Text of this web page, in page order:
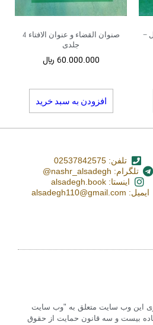
–
صنوان القضاء و عنوان الافتاء 4
جلدی
60.000.000 ﷼
افزودن به سبد خرید
تلفن: 02537842575
تلگرام: nashr_alsadegh@
اینستا: alsadegh.book
ایمیل: alsadegh110@gmail.com
این وب سایت متعلق به "وب سایت
بیست و سه قانون حمایت از حقوق